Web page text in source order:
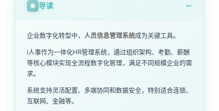
导读
企业数字化转型中， 人员信息管理系统成为关键工具。
i人事作为一体化HR管理系统，通过组织架构、考勤、薪酬
等核心模块实现全流程数字化管理，满足不同规模企业的需
求。
系统支持灵活配置、多端协同和数据安全，特别适合连锁、
互联网、金融等。